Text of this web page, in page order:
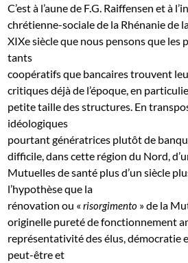
C’est à l’aune de F.G. Raiffensen et à
chrétienne-sociale de la Rhénanie de
XIXe siècle que nous pensons que
tants
coopératifs que bancaires trouvent
critiques déjà de l’époque, en
petite taille des structures. En
idéologiques
pourtant génératrices plutôt de
difficile, dans cette région du Nord,
Mutuelles de santé plus d’un siècle
l’hypothèse que la
rénovation ou «risorgimento » de la
originelle pureté de fonctionnement
représentativité des élus, démocratie
peut-être et